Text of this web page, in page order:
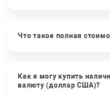
Что такое полная
Как я могу купить
валюту (доллар США)?